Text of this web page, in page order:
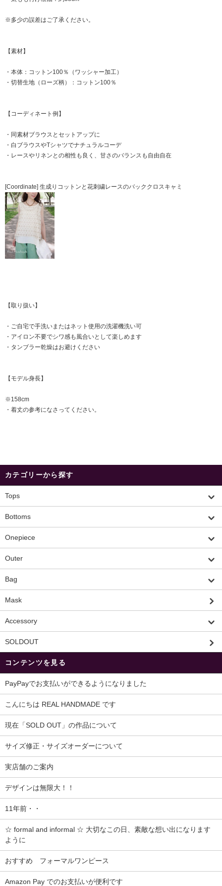
※多少の誤差はご了承ください。
【素材】
・本体：コットン100％（ワッシャー加工）
・切替生地（ローズ柄）：コットン100％
【コーディネート例】
・同素材ブラウスとセットアップに
・白ブラウスやTシャツでナチュラルコーデ
・レースやリネンとの相性も良く、甘さのバランスも自由自在
[Coordinate] 生成りコットンと花刺繍レースのバッククロスキャミ
【取り扱い】
・ご自宅で手洗いまたはネット使用の洗濯機洗い可
・アイロン不要でシワ感も風合いとして楽しめます
・タンブラー乾燥はお避けください
【モデル身長】
※158cm
・着丈の参考になさってください。
カテゴリーから探す
Tops
Bottoms
Onepiece
Outer
Bag
Mask
Accessory
SOLDOUT
コンテンツを見る
PayPayでお支払いができるようになりました
こんにちは REAL HANDMADE です
現在「SOLD OUT」の作品について
サイズ修正・サイズオーダーについて
実店舗のご案内
デザインは無限大！！
11年前・・
☆ formal and informal ☆ 大切なこの日、素敵な想い出になります
ように
おすすめ フォーマルワンピース
Amazon Pay でのお支払いが便利です